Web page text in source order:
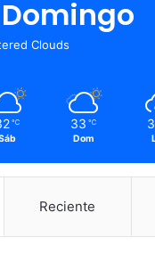
Clouds
℃ 33 ℃
Dom
Reciente